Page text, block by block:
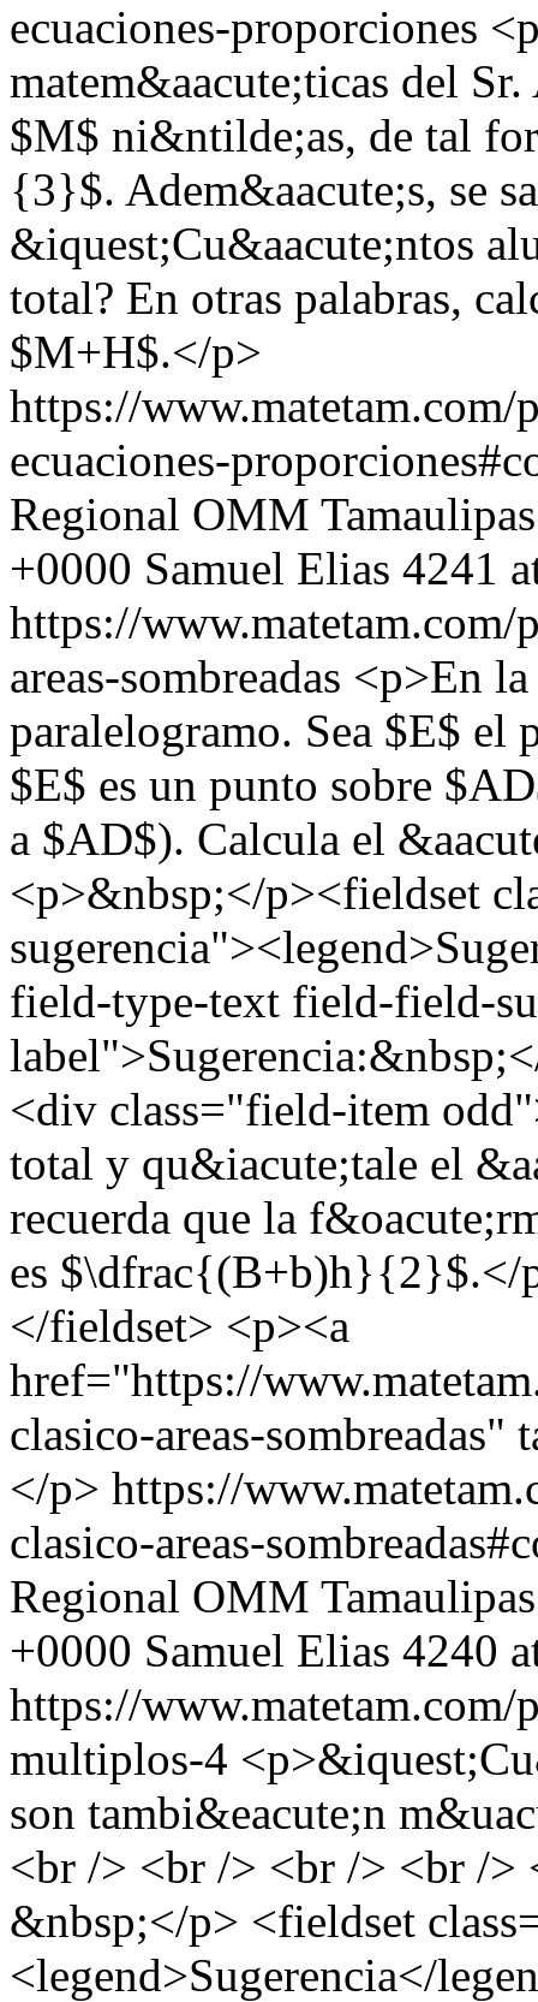
ecuaciones-proporciones
matem&aacute;ticas del
$M$ ni&ntilde;as, de tal
{3}$. Adem&aacute;s, se
&iquest;Cu&aacute;ntos
total? En otras palabras,
$M+H$.</p>
https://www.matetam.com/
ecuaciones-
Regional OMM
+0000 Samuel Elias 4241
https://www.matetam.com/
areas-sombreadas <p>En
paralelogramo. Sea $E$ el
$E$ es un punto sobre
a $AD$). Calcula el
<p>&nbsp;</p><fieldset
field-type-text field-field-
<div class="field-item
total y qu&iacute;tale el
recuerda que la
es
</fieldset> <p><a
href="https://
clasico-areas-
</p> https://
clasico-areas-
Regional OMM
+0000 Samuel Elias 4240
https://www.matetam.com/
multiplos-4
son tambi&eacute;n
<br /> <br /> <br /> <br /
&nbsp;</p> <fieldset
<legend>Sugerencia</